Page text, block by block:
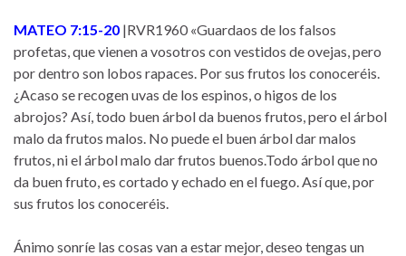
MATEO 7:15-20 |RVR1960 «Guardaos de los falsos
profetas, que vienen a vosotros con vestidos de ovejas, pero
por dentro son lobos rapaces. Por sus frutos los conoceréis.
¿Acaso se recogen uvas de los espinos, o higos de los
abrojos? Así, todo buen árbol da buenos frutos, pero el árbol
malo da frutos malos. No puede el buen árbol dar malos
frutos, ni el árbol malo dar frutos buenos.Todo árbol que no
da buen fruto, es cortado y echado en el fuego. Así que, por
sus frutos los conoceréis.
Ánimo sonríe las cosas van a estar mejor, deseo tengas un